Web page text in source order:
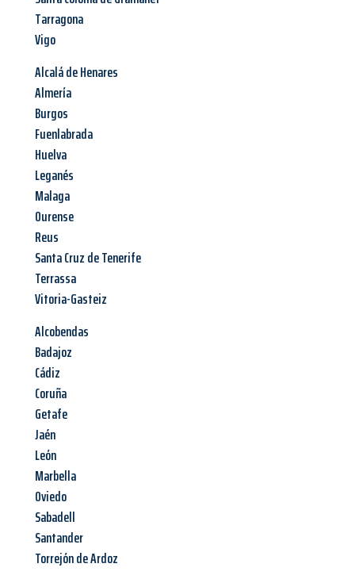
Tarragona
Vigo
Alcalá de Henares
Almería
Burgos
Fuenlabrada
Huelva
Leganés
Malaga
Ourense
Reus
Santa Cruz de Tenerife
Terrassa
Vitoria-Gasteiz
Alcobendas
Badajoz
Cádiz
Coruña
Getafe
Jaén
León
Marbella
Oviedo
Sabadell
Santander
Torrejón de Ardoz